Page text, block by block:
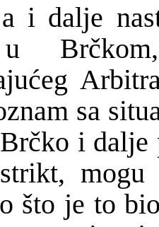
i dalje
u
sa
i dalje
mogu
što je to